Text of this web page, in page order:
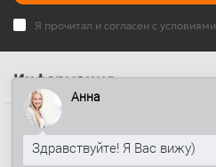
Я прочитал и согласен с условиями
Информация
Наши контакты
+7 (812) 389-26-20
Анна
Здравствуйте! Я Вас вижу)